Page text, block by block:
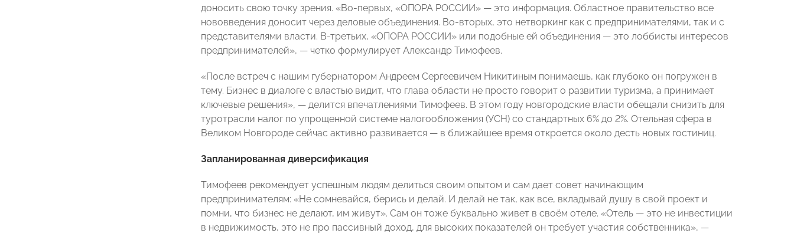
доносить свою точку зрения. «Во-первых, «ОПОРА РОССИИ» — это информация. Областное правительство все
нововведения доносит через деловые объединения. Во-вторых, это нетворкинг как с предпринимателями, так и с
представителями власти. В-третьих, «ОПОРА РОССИИ» или подобные ей объединения — это лоббисты интересов
предпринимателей», — четко формулирует Александр Тимофеев.
«После встреч с нашим губернатором Андреем Сергеевичем Никитиным понимаешь, как глубоко он погружен в
тему. Бизнес в диалоге с властью видит, что глава области не просто говорит о развитии туризма, а принимает
ключевые решения», — делится впечатлениями Тимофеев. В этом году новгородские власти обещали снизить для
туротрасли налог по упрощенной системе налогообложения (УСН) со стандартных 6% до 2%. Отельная сфера в
Великом Новгороде сейчас активно развивается — в ближайшее время откроется около десть новых гостиниц.
Запланированная диверсификация
Тимофеев рекомендует успешным людям делиться своим опытом и сам дает совет начинающим
предпринимателям: «Не сомневайся, берись и делай. И делай не так, как все, вкладывай душу в свой проект и
помни, что бизнес не делают, им живут». Сам он тоже буквально живет в своём отеле. «Отель — это не инвестиции
в недвижимость, это не про пассивный доход, для высоких показателей он требует участия собственника», —